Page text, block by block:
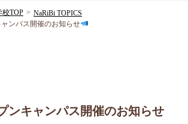
ク
フ
TOP
NaRiBi TOPICS
ンパス開催のお知らせ
ンキャンパス開催のお知らせ